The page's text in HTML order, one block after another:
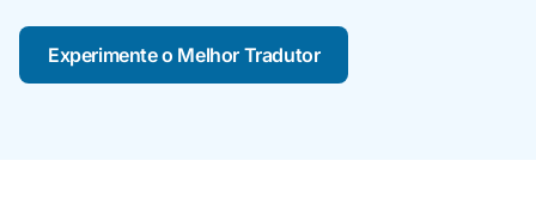
Experimente o Melhor Tradutor